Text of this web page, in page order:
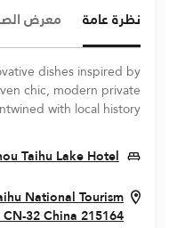
نظرة عامة معرض
dishes inspired by
chic, modern private
with local history.
Taihu Lake Hotel
National Tourism
CN-32China215164